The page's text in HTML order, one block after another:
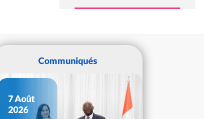
Communiqués
7 Août
2026